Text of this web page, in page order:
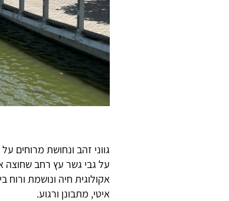
גווני זהב ונחושת מרוחים
על גבי גשר עץ רחב שחוצה
אקולוגית חיה ונושמת
איטי, מתבונן ורגוע.